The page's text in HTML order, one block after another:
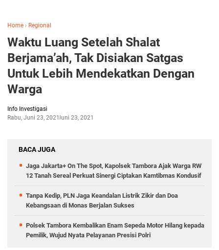
Home › Regional
Waktu Luang Setelah Shalat
Berjama’ah, Tak Disiakan Satgas
Untuk Lebih Mendekatkan Dengan
Warga
Info Investigasi
Rabu, Juni 23, 2021 Juni 23, 2021
BACA JUGA
Jaga Jakarta+ On The Spot, Kapolsek Tambora Ajak Warga RW
12 Tanah Sereal Perkuat Sinergi Ciptakan Kamtibmas Kondusif
Tanpa Kedip, PLN Jaga Keandalan Listrik Zikir dan Doa
Kebangsaan di Monas Berjalan Sukses
Polsek Tambora Kembalikan Enam Sepeda Motor Hilang kepada
Pemilik, Wujud Nyata Pelayanan Presisi Polri